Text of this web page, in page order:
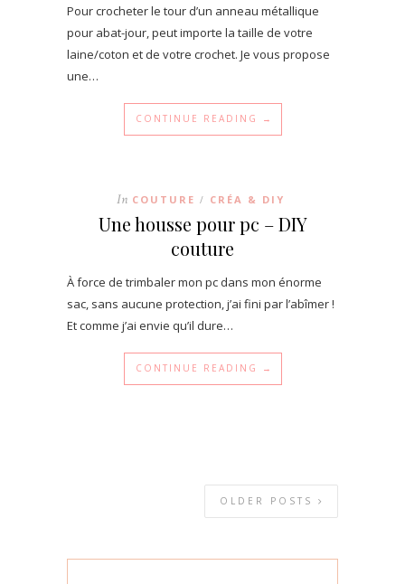
Pour crocheter le tour d’un anneau métallique
pour abat-jour, peut importe la taille de votre
laine/coton et de votre crochet. Je vous propose
une…
CONTINUE READING →
In COUTURE / CRÉA & DIY
Une housse pour pc – DIY
couture
À force de trimbaler mon pc dans mon énorme
sac, sans aucune protection, j’ai fini par l’abîmer !
Et comme j’ai envie qu’il dure…
CONTINUE READING →
OLDER POSTS